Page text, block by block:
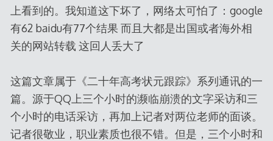
上看到的。我知道这下坏了，网络太可怕了：google
有62 baidu有77个结果 而且大都是出国或者海外相
关的网站转载 这回人丢大了
这篇文章属于《二十年高考状元跟踪》系列通讯的一
篇。源于QQ上三个小时的濒临崩溃的文字采访和三
个小时的电话采访，再加上记者对两位老师的面谈。
记者很敬业，职业素质也很不错。但是，三个小时和